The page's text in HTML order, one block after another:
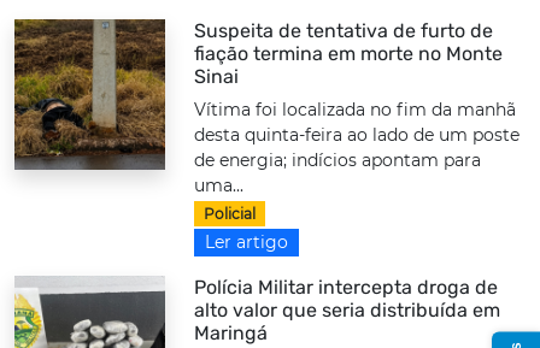
Suspeita de tentativa de furto de
fiação termina em morte no Monte
Sinai
Vítima foi localizada no fim da manhã
desta quinta-feira ao lado de um poste
de energia; indícios apontam para
uma...
Policial
Ler artigo
Polícia Militar intercepta droga de
alto valor que seria distribuída em
Maringá